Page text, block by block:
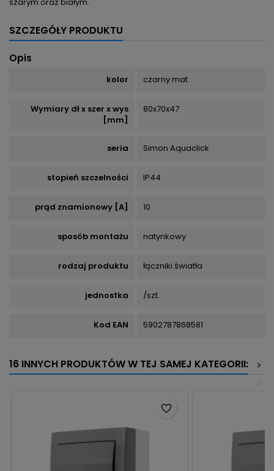
SZCZEGÓŁY PRODUKTU
Opis
kolor czarny mat
Wymiary dł x szer x wys
[mm]
80x70x47
seria Simon Aquaclick
stopień szczelności IP44
prąd znamionowy [A] 10
sposób montażu natynkowy
rodzaj produktu łączniki światła
jednostka /szt.
Kod EAN 5902787868581
16 INNYCH PRODUKTÓW W TEJ SAMEJ KATEGORII:
>
<
favorite_border